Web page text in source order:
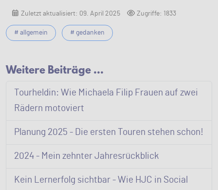
Zuletzt aktualisiert: 09. April 2025 Zugriffe: 1833
# allgemein # gedanken
Weitere Beiträge …
Tourheldin: Wie Michaela Filip Frauen auf zwei
Rädern motoviert
Planung 2025 - Die ersten Touren stehen schon!
2024 - Mein zehnter Jahresrückblick
Kein Lernerfolg sichtbar - Wie HJC in Social